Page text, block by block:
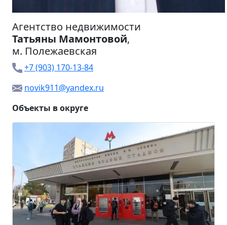
Агентство недвижимости
Татьяны Мамонтовой,
м. Полежаевская
+7 (903) 170-13-84
novik911@yandex.ru
Объекты в округе